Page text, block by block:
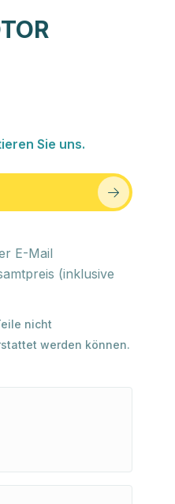
Sie uns.
E-Mail
(inklusive
nicht
werden können.